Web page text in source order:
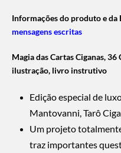
Informações do produto e da
mensagens escritas
Magia das Cartas Ciganas,
ilustração, livro instrutivo
Edição especial de
Mantovanni, Tarô
Um projeto
traz importantes